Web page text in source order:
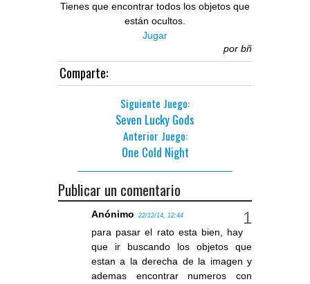
Tienes que encontrar todos los objetos que
están ocultos.
Jugar
por bñ
Comparte:
Siguiente Juego:
Seven Lucky Gods
Anterior Juego:
One Cold Night
Publicar un comentario
Anónimo 22/12/14, 12:44
para pasar el rato esta bien, hay
que ir buscando los objetos que
estan a la derecha de la imagen y
ademas encontrar numeros con